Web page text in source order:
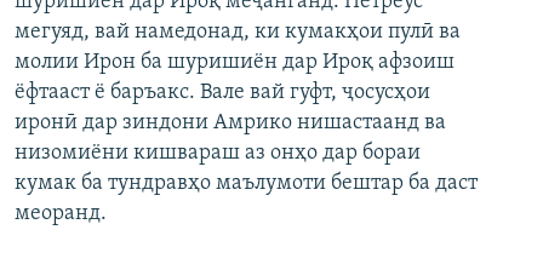
ВАРЗИШ
ОЗОДӢ ОНЛАЙН
ВИДЕО
НИГОРИСТОН
ГУЗОРИШҲОИ РАДИОӢ
РӮЙХАТҲО
КИТОБҲОИ ОЗОДӢ
Русский
ПАЙГИРӢ КУНЕД
мегуяд, вай намедонад, ки кумакҳои пулӣ ва
молии Ирон ба шуришиён дар Ироқ афзоиш
ёфтааст ё баръакс. Вале вай гуфт, ҷосусҳои
иронӣ дар зиндони Амрико нишастаанд ва
низомиёни кишвараш аз онҳо дар бораи
кумак ба тундравҳо маълумоти бештар ба даст
меоранд.